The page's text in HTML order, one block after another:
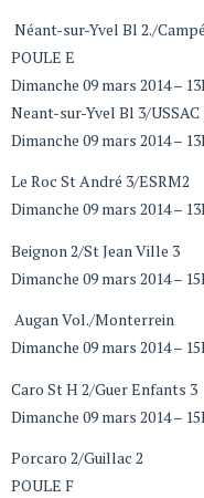
Néant-sur-Yvel Bl 2./
POULE E
Dimanche 09 mars 2014 –
Neant-sur-Yvel Bl 3/USSAC
Dimanche 09 mars 2014 –
Le Roc St André 3/ESRM2
Dimanche 09 mars 2014 –
Beignon 2/St Jean Ville 3
Dimanche 09 mars 2014 –
Augan Vol./Monterrein
Dimanche 09 mars 2014 –
Caro St H 2/Guer Enfants 3
Dimanche 09 mars 2014 –
Porcaro 2/Guillac 2
POULE F